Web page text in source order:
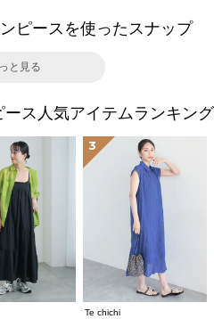
ピースを使ったスナップ
と見る
ス人気アイテムランキング
3
Te chichi